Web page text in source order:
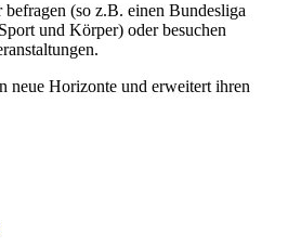
(so z.B. einen Bundesliga
und Körper) oder besuchen
neue Horizonte und erweitert ihren